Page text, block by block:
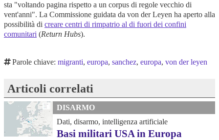
sta "voltando pagina rispetto a un corpus di regole vecchio di
vent'anni". La Commissione guidata da von der Leyen ha aperto alla
possibilità di creare centri di rimpatrio al di fuori dei confini
comunitari (Return Hubs).
Parole chiave:migranti,europa,sanchez,europa,von der leyen
Articoli correlati
DISARMO
Dati, disarmo, intelligenza artificiale
Basi militari USA in Europa